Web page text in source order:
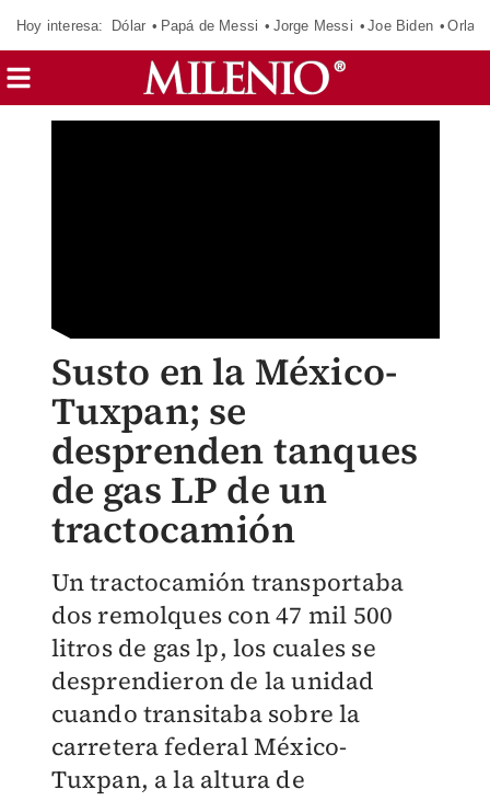
Hoy interesa: Dólar Papá de Messi Jorge Messi Joe Biden
Susto en la México-
Tuxpan; se
desprenden tanques
de gas LP de un
tractocamión
Un tractocamión transportaba
dos remolques con 47 mil 500
litros de gas lp, los cuales se
desprendieron de la unidad
cuando transitaba sobre la
carretera federal México-
Tuxpan, a la altura de